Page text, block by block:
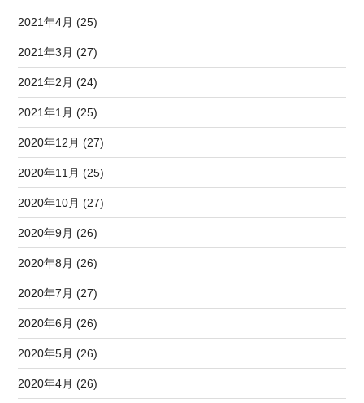
2021年4月 (25)
2021年3月 (27)
2021年2月 (24)
2021年1月 (25)
2020年12月 (27)
2020年11月 (25)
2020年10月 (27)
2020年9月 (26)
2020年8月 (26)
2020年7月 (27)
2020年6月 (26)
2020年5月 (26)
2020年4月 (26)